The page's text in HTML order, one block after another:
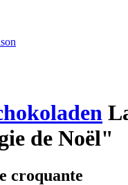
de Noël"
croquante